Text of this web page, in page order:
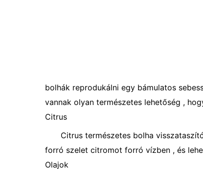
bolhák reprodukálni egy bámulatos
vannak olyan természetes lehetőség ,
Citrus
Citrus természetes bolha
forró szelet citromot forró vízben , és
Olajok